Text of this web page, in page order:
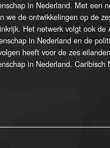
in Nederland. Met een
we de ontwikkelingen op de
Het netwerk volgt ook de
in Nederland en de
heeft voor de zes
in Nederland. Caribisch